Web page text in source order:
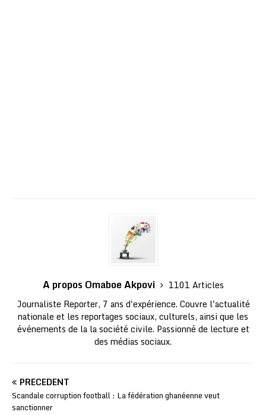
A propos Omaboe Akpovi
1101 Articles
Journaliste Reporter, 7 ans d'expérience. Couvre l'actualité
nationale et les reportages sociaux, culturels, ainsi que les
événements de la la société civile. Passionné de lecture et
des médias sociaux.
PRÉCÉDENT
Scandale corruption football : La fédération ghanéenne veut
sanctionner